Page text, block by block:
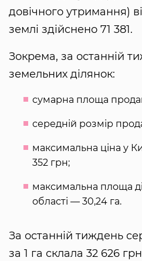
довічного утримання)
землі здійснено 71 381.
Зокрема, за останній
земельних ділянок:
сумарна площа
середній розмір
максимальна ціна у
352 грн;
максимальна площа
області — 30,24 га.
За останній тиждень
за 1 га склала 32 626